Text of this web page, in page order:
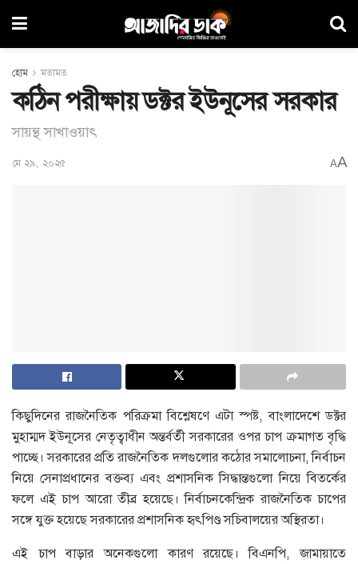
হোম মতামত
কঠিন পরীক্ষায় ডক্টর ইউনূসের সরকার
সায়ন্থ সাখাওয়াৎ
মে ২৯, ২০২৫ AA
কিছুদিনের রাজনৈতিক পরিক্রমা বিশ্লেষণে এটা স্পষ্ট, বাংলাদেশে ডক্টর
মুহাম্মদ ইউনূসের নেতৃত্বাধীন অন্তর্বর্তী সরকারের ওপর চাপ ক্রমাগত বৃদ্ধি
পাচ্ছে। সরকারের প্রতি রাজনৈতিক দলগুলোর কঠোর সমালোচনা, নির্বাচন
নিয়ে সেনাপ্রধানের বক্তব্য এবং প্রশাসনিক সিদ্ধান্তগুলো নিয়ে বিতর্কের
ফলে এই চাপ আরো তীব্র হয়েছে। নির্বাচনকেন্দ্রিক রাজনৈতিক চাপের
সঙ্গে যুক্ত হয়েছে সরকারের প্রশাসনিক হৃৎপিণ্ড সচিবালয়ের অস্থিরতা।
এই চাপ বাড়ার অনেকগুলো কারণ রয়েছে। বিএনপি, জামায়াতে